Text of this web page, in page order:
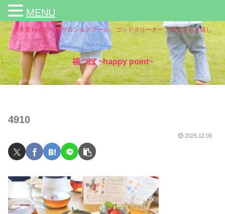
人生変わる足つぼサロン＆スクール、ゴッドクリーナー、黄土よもぎ蒸し
福つぼ ~happy point~
4910
2025.12.05
MENU